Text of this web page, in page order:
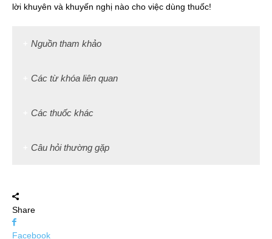
lời khuyên và khuyến nghị nào cho việc dùng thuốc!
Nguồn tham khảo
Các từ khóa liên quan
Các thuốc khác
Câu hỏi thường gặp
Share
Facebook